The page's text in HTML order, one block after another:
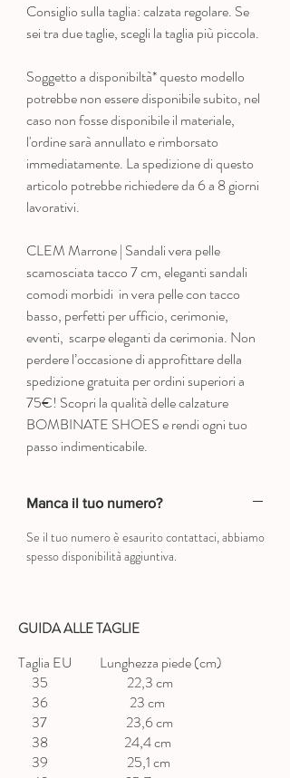
Consiglio sulla taglia: calzata regolare. Se
sei tra due taglie, scegli la taglia più piccola.
Soggetto a disponibiltà* questo modello
potrebbe non essere disponibile subito, nel
caso non fosse disponibile il materiale,
l'ordine sarà annullato e rimborsato
immediatamente. La spedizione di questo
articolo potrebbe richiedere da 6 a 8 giorni
lavorativi.
CLEM Marrone | Sandali vera pelle
scamosciata tacco 7 cm, eleganti sandali
comodi morbidi in vera pelle con tacco
basso, perfetti per ufficio, cerimonie,
eventi, scarpe eleganti da cerimonia. Non
perdere l’occasione di approfittare della
spedizione gratuita per ordini superiori a
75€! Scopri la qualità delle calzature
BOMBINATE SHOES e rendi ogni tuo
passo indimenticabile.
Manca il tuo numero?
Se il tuo numero è esaurito contattaci, abbiamo
spesso disponibilità aggiuntiva.
GUIDA ALLE TAGLIE
Taglia EU Lunghezza piede (cm)
35 22,3 cm
36 23 cm
37 23,6 cm
38 24,4 cm
39 25,1 cm